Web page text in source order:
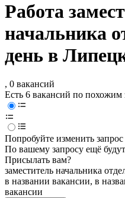
Работа
начальника
день в
, 0 вакансий
Есть 6 вакансий по похожим
Попробуйте изменить
По вашему запросу ещё
Присылать вам?
заместитель начальника
в названии вакансии, в
вакансии